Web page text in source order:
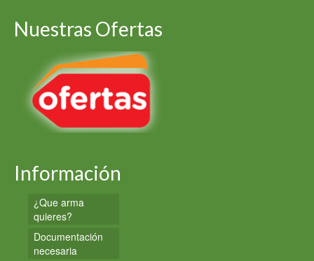
Nuestras Ofertas
Información
¿Que arma
quieres?
Documentación
necesaria